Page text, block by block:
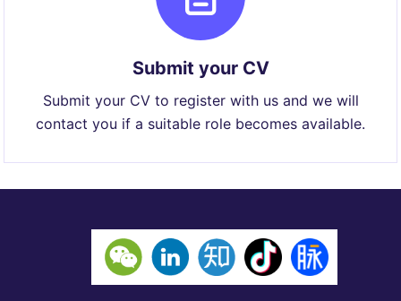
Submit your CV
Submit your CV to register with us and we will
contact you if a suitable role becomes available.